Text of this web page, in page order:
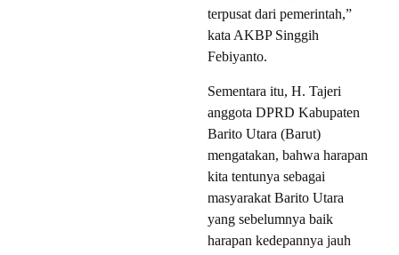
terpusat dari pemerintah,”
kata AKBP Singgih
Febiyanto.
Sementara itu, H. Tajeri
anggota DPRD Kabupaten
Barito Utara (Barut)
mengatakan, bahwa harapan
kita tentunya sebagai
masyarakat Barito Utara
yang sebelumnya baik
harapan kedepannya jauh